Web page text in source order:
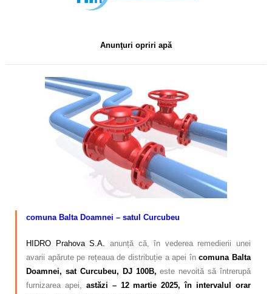
Guvernanță Corporativă
Informații de interes public
Calitatea apei
Comunicare
Anunţuri opriri apă
comuna Balta Doamnei – satul Curcubeu
HIDRO Prahova S.A. anunță că, în vederea remedierii unei
avarii apărute pe rețeaua de distribuție a apei încomuna Balta
Doamnei, sat Curcubeu, DJ 100B, este nevoită să întrerupă
furnizarea apei, astăzi – 12 martie 2025, în intervalul orar